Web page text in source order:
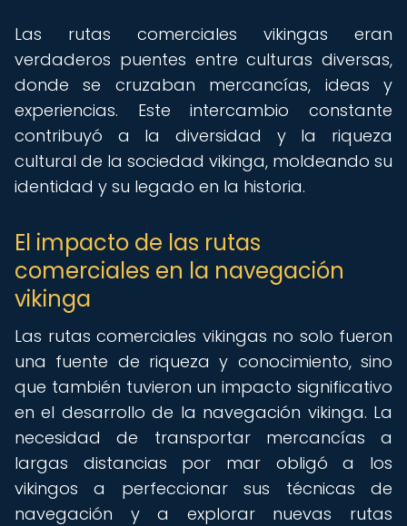
Las rutas comerciales vikingas eran
verdaderos puentes entre culturas diversas,
donde se cruzaban mercancías, ideas y
experiencias. Este intercambio constante
contribuyó a la diversidad y la riqueza
cultural de la sociedad vikinga, moldeando su
identidad y su legado en la historia.
El impacto de las rutas
comerciales en la navegación
vikinga
Las rutas comerciales vikingas no solo fueron
una fuente de riqueza y conocimiento, sino
que también tuvieron un impacto significativo
en el desarrollo de la navegación vikinga. La
necesidad de transportar mercancías a
largas distancias por mar obligó a los
vikingos a perfeccionar sus técnicas de
navegación y a explorar nuevas rutas